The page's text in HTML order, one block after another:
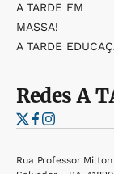
A TARDE FM
MASSA!
A TARDE
RedesA
Rua Professor